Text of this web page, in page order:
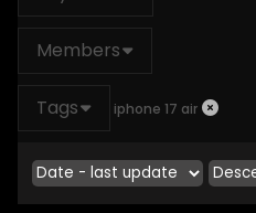
Members
Tags iphone 17 air